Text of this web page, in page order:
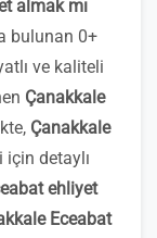
almak mı
bulunan 0+
ve kaliteli
Çanakkale
Çanakkale
detaylı
ehliyet
Eceabat